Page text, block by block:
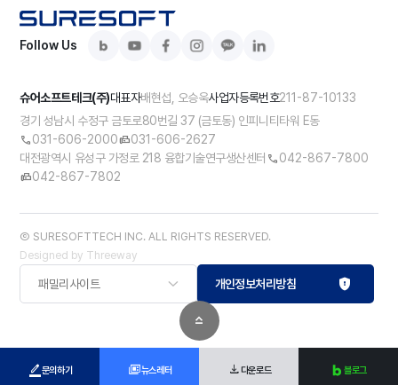
Follow Us
슈어소프트테크(주)대표자배현섭, 오승욱사업자등록번호211-87-10133
경기 성남시 수정구 금토로80번길 37 (금토동) 인피니티타워 E동
031-606-2000
031-606-2627
대전광역시 유성구 가정로 218 융합기술연구생산센터
042-867-7800
042-867-7802
Ⓒ SURESOFTTECH INC. ALL RIGHTS RESERVED.
Designed by Threeway
패밀리사이트 개인정보처리방침
문의하기 뉴스레터 다운로드 블로그